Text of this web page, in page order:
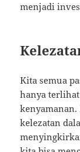
menjadi
Kita semua
hanya
kelezatan